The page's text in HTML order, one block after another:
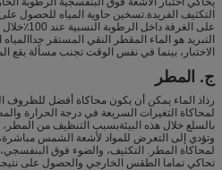
التكثيف الفريدة.تسخين حاوية المياه للحصول
على الغرفة
التبريد هو الماء المقطر النقي المستقر
الاختبار، بينما في نفس الوقت تجنب مسألة بقع
ج. المطر
رذاذ الماء يمكن أن يكون محاكاة أفضل للظروف
لمحاكاة التغيرات السريعة في درجة الحرارة
بالسلع خلال هذه البيئةبسبب التنظيف من المطر،
وتؤدي إلى التعرض للمواد لأشعة الشمس
لمحاكاة المطر. التكثيف، والضوء فوق
تحاكي تماما الطقس الخارجي والحصول على نتيجة